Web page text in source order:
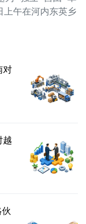
上午在河内东英乡
对
越